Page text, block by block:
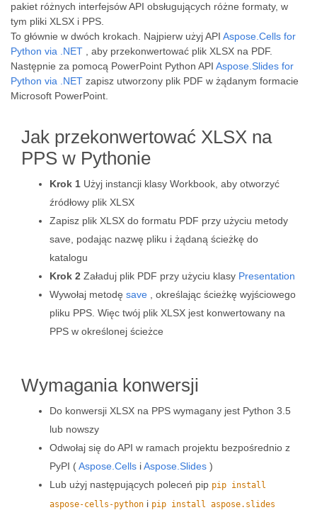
pakiet różnych interfejsów API obsługujących różne formaty, w
tym pliki XLSX i PPS.
To głównie w dwóch krokach. Najpierw użyj API Aspose.Cells for
Python via .NET , aby przekonwertować plik XLSX na PDF.
Następnie za pomocą PowerPoint Python API Aspose.Slides for
Python via .NET zapisz utworzony plik PDF w żądanym formacie
Microsoft PowerPoint.
Jak przekonwertować XLSX na
PPS w Pythonie
Krok 1 Użyj instancji klasy Workbook, aby otworzyć
źródłowy plik XLSX
Zapisz plik XLSX do formatu PDF przy użyciu metody
save, podając nazwę pliku i żądaną ścieżkę do
katalogu
Krok 2 Załaduj plik PDF przy użyciu klasy Presentation
Wywołaj metodę save , określając ścieżkę wyjściowego
pliku PPS. Więc twój plik XLSX jest konwertowany na
PPS w określonej ścieżce
Wymagania konwersji
Do konwersji XLSX na PPS wymagany jest Python 3.5
lub nowszy
Odwołaj się do API w ramach projektu bezpośrednio z
PyPI (Aspose.Cells iAspose.Slides )
Lub użyj następujących poleceń pip pip install
aspose-cells-python i pip install aspose.slides